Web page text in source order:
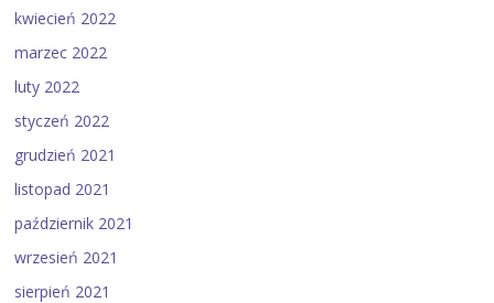
kwiecień 2022
marzec 2022
luty 2022
styczeń 2022
grudzień 2021
listopad 2021
październik 2021
wrzesień 2021
sierpień 2021